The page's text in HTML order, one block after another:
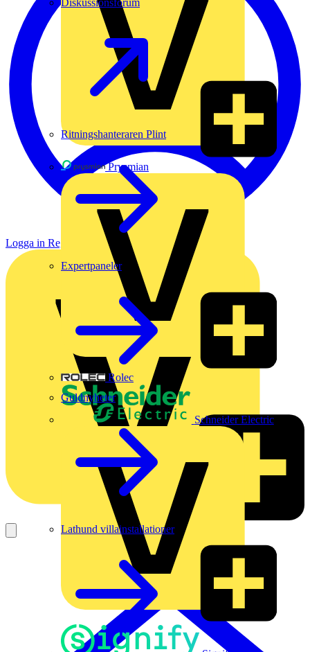
Prysmian
Rolec
Schneider Electric
Diskussionsforum
Ritningshanteraren Plint
Expertpaneler
Guldnyheter
Lathund villainstallationer
Logga in Registrera dig